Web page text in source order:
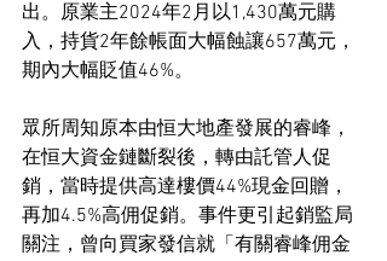
出。原業主2024年2月以1,430萬元購
入，持貨2年餘帳面大幅蝕讓657萬元，
期內大幅貶值46%。
眾所周知原本由恒大地產發展的睿峰，
在恒大資金鏈斷裂後，轉由託管人促
銷，當時提供高達樓價44%現金回贈，
再加4.5%高佣促銷。事件更引起銷監局
關注，曾向買家發信就「有關睿峰佣金